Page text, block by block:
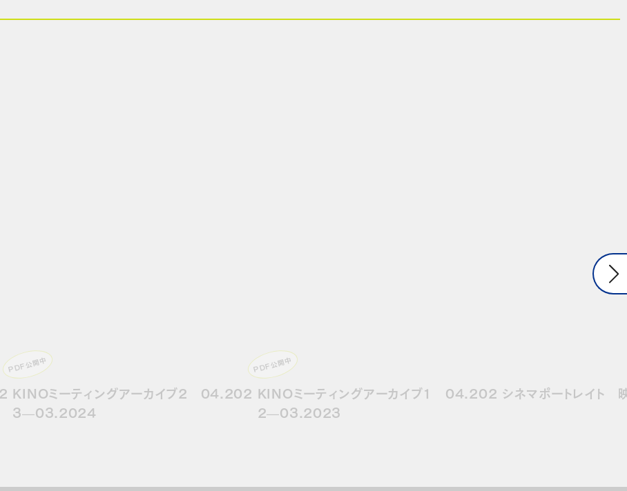
KINOミーティングアーカイブ2 04.202
3—03.2024
PDF公開中
KINOミーティングアーカイブ1 04.202
2—03.2023
PDF公開中
シネマポートレイト